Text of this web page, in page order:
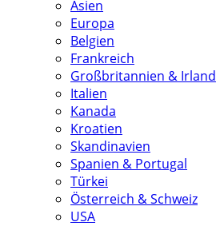
Asien
Europa
Belgien
Frankreich
Großbritannien & Irland
Italien
Kanada
Kroatien
Skandinavien
Spanien & Portugal
Türkei
Österreich & Schweiz
USA